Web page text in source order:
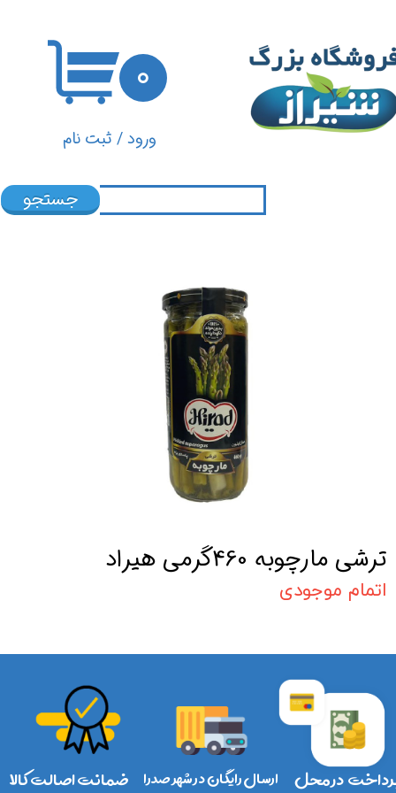
ورود/ ثبت نام
تغییر گذر واژه
سفارشات
۰
جستجو
ترشی مارچوبه 460گرمی هیراد
اتمام موجودی
ارسال رایگان در شهر صدرا در محل ضمانت اصالت کالا